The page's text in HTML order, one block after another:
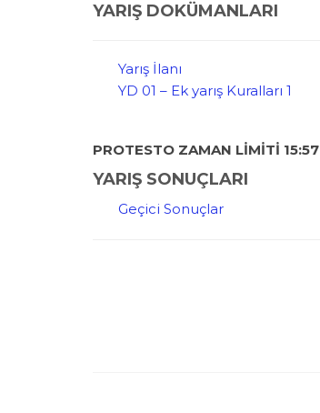
YARIŞ DOKÜMANLARI
Yarış İlanı
YD 01 – Ek yarış Kuralları 1
PROTESTO ZAMAN LİMİTİ 15:57
YARIŞ SONUÇLARI
Geçici Sonuçlar